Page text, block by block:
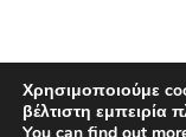
Χρησιμοποιούμε
βέλτιστη εμπειρία